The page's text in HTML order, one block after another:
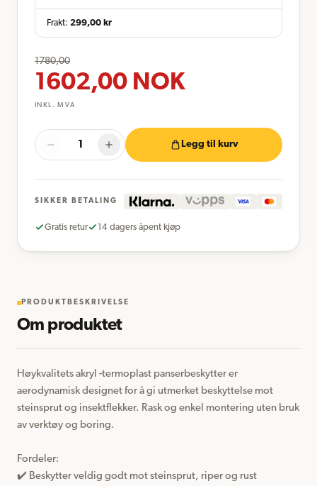
Frakt: 299,00 kr
1780,00
1602,00 NOK
INKL. MVA
Legg til kurv
SIKKER BETALING
Gratis retur 14 dagers åpent kjøp
PRODUKTBESKRIVELSE
Om produktet
Høykvalitets akryl -termoplast panserbeskytter er
aerodynamisk designet for å gi utmerket beskyttelse mot
steinsprut og insektflekker. Rask og enkel montering uten bruk
av verktøy og boring.
Fordeler:
✔️ Beskytter veldig godt mot steinsprut, riper og rust